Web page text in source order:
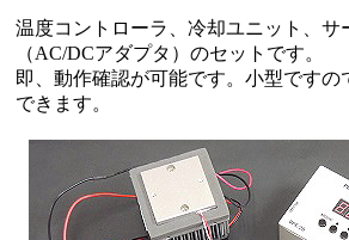
温度コントローラ、冷却ユニット、サ
（AC/DCアダプタ）のセットです。
即、動作確認が可能です。小型ですの
できます。